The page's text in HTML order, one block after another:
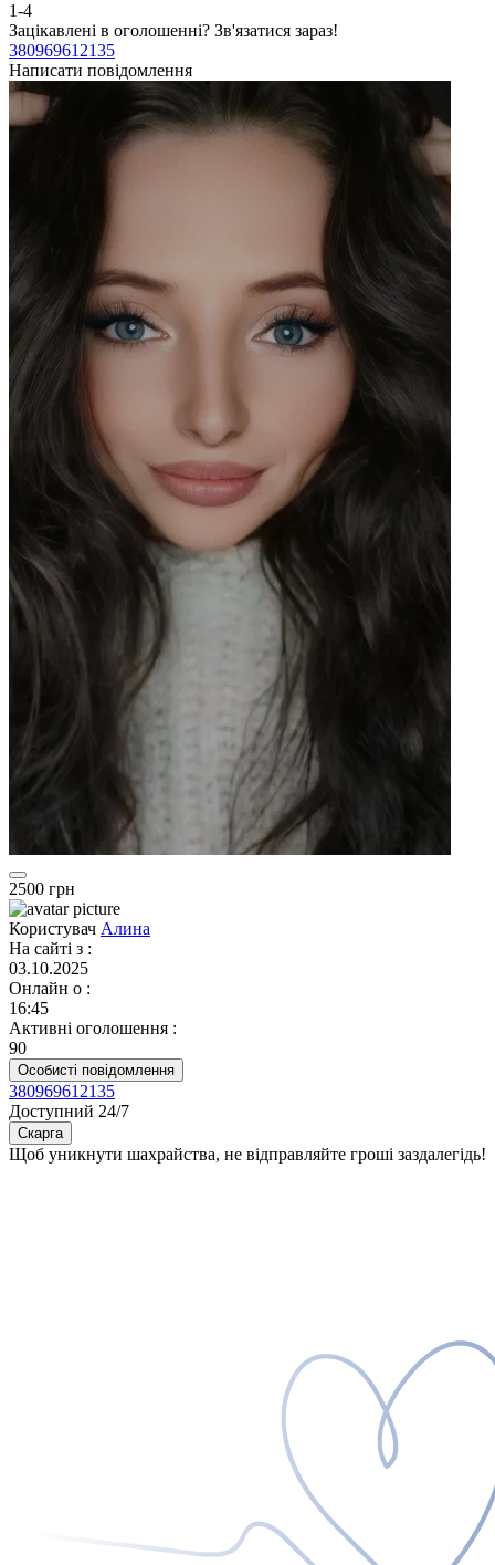
1-4
Зацікавлені в оголошенні? Зв'язатися зараз!
380969612135
Написати повідомлення
2500 грн
Користувач Алина
На сайті з :
03.10.2025
Онлайн о :
16:45
Активні оголошення :
90
Особисті повідомлення
380969612135
Доступний 24/7
Скарга
Щоб уникнути шахрайства, не відправляйте гроші заздалегідь!